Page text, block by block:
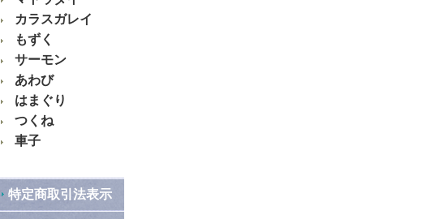
カラスガレイ
もずく
サーモン
あわび
はまぐり
つくね
車子
特定商取引法表示